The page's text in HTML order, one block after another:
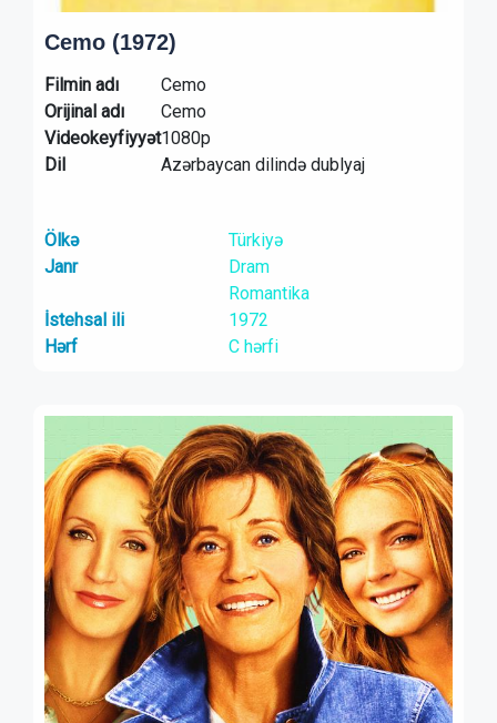
Cemo (1972)
Filmin adı
Cemo
Orijinal adı
Cemo
Videokeyfiyyət1080p
Dil
Azərbaycan dilində dublyaj
Ölkə
Türkiyə
Janr
Dram
Romantika
İstehsal ili
1972
Hərf
C hərfi